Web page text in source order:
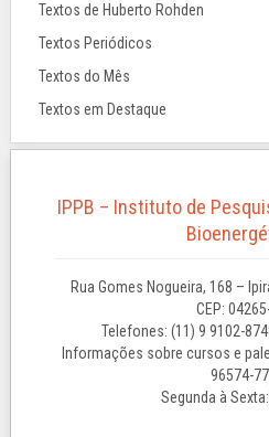
Textos de Huberto Rohden
Textos Periódicos
Textos do Mês
Textos em Destaque
IPPB – Instituto de
Rua Gomes Nogueira, 168 –
CEP:
Telefones: (11) 9 9102-
Informações sobre cursos e
96574-
Segunda à Sexta: